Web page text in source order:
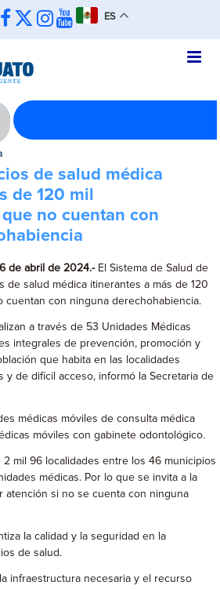
ES
de salud médica
de 120 mil
no cuentan con
de abril de 2024.- El Sistema de Salud de
de salud médica itinerantes a más de 120
cuentan con ninguna derechohabiencia.
a través de 53 Unidades Médicas
integrales de prevención, promoción y
que habita en las localidades
y de difícil acceso, informó la Secretaria de
médicas móviles de consulta médica
móviles con gabinete odontológico.
mil 96 localidades entre los 46 municipios
médicas. Por lo que se invita a la
atención si no se cuenta con ninguna
la calidad y la seguridad en la
de salud.
necesaria y el recurso